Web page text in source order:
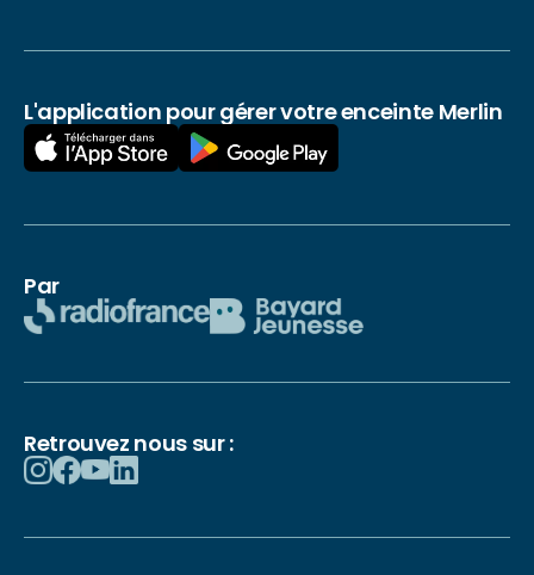
L'application pour gérer votre enceinte Merlin
Par
Retrouvez nous sur :